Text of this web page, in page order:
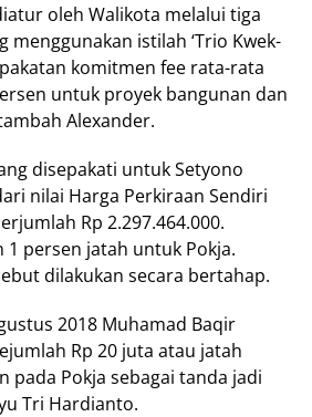
oleh Walikota melalui tiga
menggunakan istilah ‘Trio Kwek-
komitmen fee rata-rata
untuk proyek bangunan dan
Alexander.
disepakati untuk Setyono
nilai Harga Perkiraan Sendiri
Rp 2.297.464.000.
persen jatah untuk Pokja.
dilakukan secara bertahap.
2018 Muhamad Baqir
Rp 20 juta atau jatah
pada Pokja sebagai tanda jadi
Tri Hardianto.